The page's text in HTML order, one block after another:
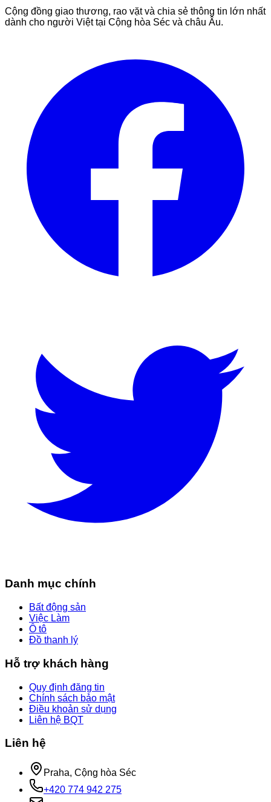
Cộng đồng giao thương, rao vặt và chia sẻ thông tin lớn nhất
dành cho người Việt tại Cộng hòa Séc và châu Âu.
Danh mục chính
Bất động sản
Việc Làm
Ô tô
Đồ thanh lý
Hỗ trợ khách hàng
Quy định đăng tin
Chính sách bảo mật
Điều khoản sử dụng
Liên hệ BQT
Liên hệ
Praha, Cộng hòa Séc
+420 774 942 275